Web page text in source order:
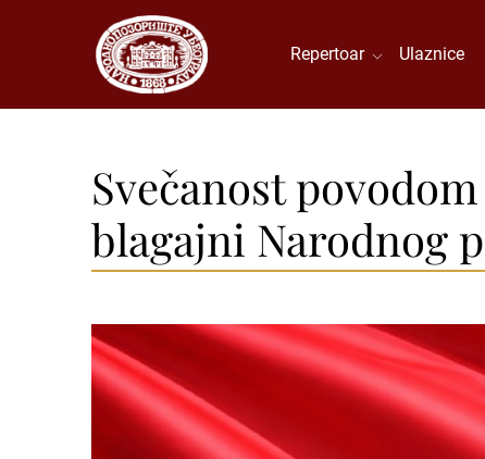
Repertoar Ulaznice
Svečanost
blagajni Narodnog